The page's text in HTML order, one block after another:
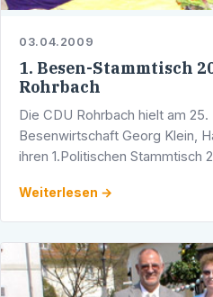
03.04.2009
1. Besen-Stammtisch
Rohrbach
Die CDU Rohrbach hielt am
Besenwirtschaft Georg Klein,
ihren 1.Politischen Stammtisch
Weiterlesen →